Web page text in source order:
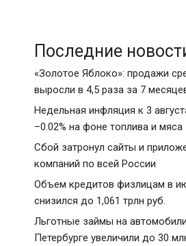
Последние
«Золотое Яблоко»: продажи
выросли в 4,5 раза за 7
Недельная инфляция к 3
–0.02% на фоне топлива и мяса
Сбой затронул сайты и
компаний по всей России
Объем кредитов физлицам в
снизился до 1,061 трлн руб.
Льготные займы на
Петербурге увеличили до 30